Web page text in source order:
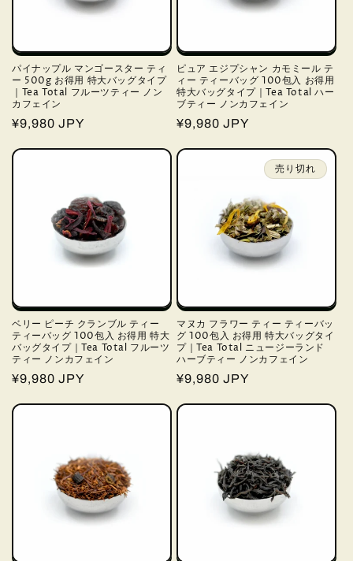
パイナップル マンゴースター ティ
ー 500g お得用 特大バッグタイプ
｜Tea Total フルーツティー ノン
カフェイン
通
価
¥9,980 JPY
ピュア エジプシャン カモミール テ
ィー ティーバッグ 100包入 お得用
特大バッグタイプ｜Tea Total ハー
ブティー ノンカフェイン
通
価
¥9,980 JPY
ベリー ピーチ クランブル ティー
ティーバッグ 100包入 お得用 特大
バッグタイプ｜Tea Total フルーツ
ティー ノンカフェイン
通
価
¥9,980 JPY
売り切れ
マヌカ フラワー ティー ティーバッ
グ 100包入 お得用 特大バッグタイ
プ｜Tea Total ニュージーランド
ハーブティー ノンカフェイン
通
価
¥9,980 JPY